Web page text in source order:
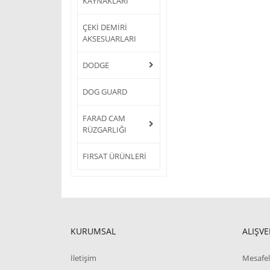
ÇEKİ DEMİRİ
AKSESUARLARI
DODGE
DOG GUARD
FARAD CAM
RÜZGARLIĞI
FIRSAT ÜRÜNLERİ
KURUMSAL
İletişim